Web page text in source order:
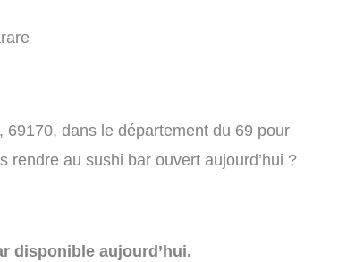
dans le département du 69 pour
au sushi bar ouvert aujourd’hui ?
disponible aujourd’hui.